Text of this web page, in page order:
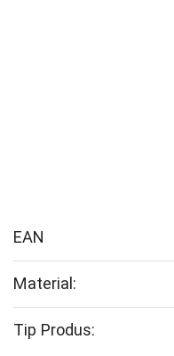
EAN
Material:
Tip Produs: